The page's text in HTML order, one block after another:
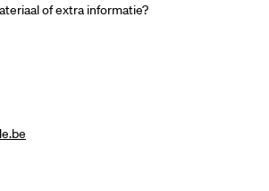
of extra informatie?